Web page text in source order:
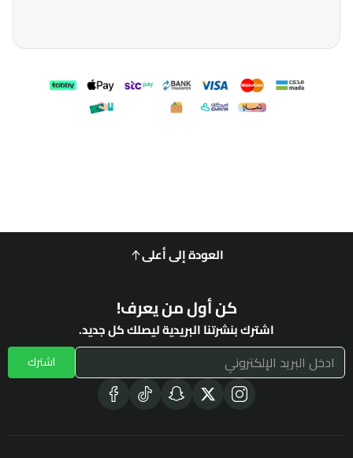
العودة إلى أعلى
كن أول من يعرف!
اشترك بنشرتنا البريدية ليصلك كل جديد.
اشترك